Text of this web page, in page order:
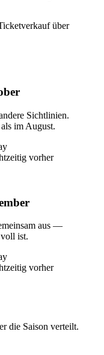
über
Sichtlinien.
im August.
vorher
aus —
ist.
vorher
die Saison verteilt.